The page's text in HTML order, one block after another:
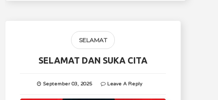
SELAMAT
SELAMAT DAN SUKA CITA
September 03, 2025 Leave A Reply